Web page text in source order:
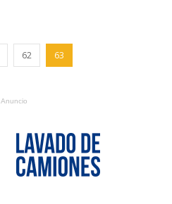
62 63
Anuncio